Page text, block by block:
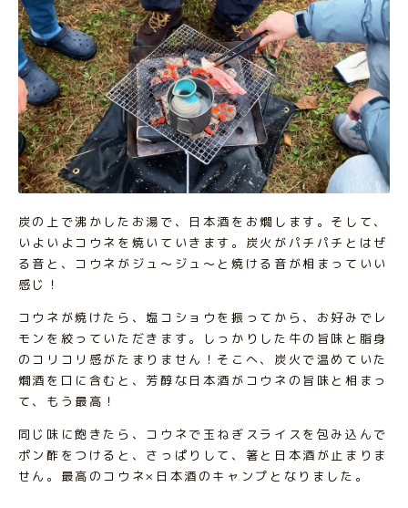
炭の上で沸かしたお湯で、日本酒をお燗します。そして、
いよいよコウネを焼いていきます。炭火がパチパチとはぜ
る音と、コウネがジュ～ジュ～と焼ける音が相まっていい
感じ！
コウネが焼けたら、塩コショウを振ってから、お好みでレ
モンを絞っていただきます。しっかりした牛の旨味と脂身
のコリコリ感がたまりません！そこへ、炭火で温めていた
燗酒を口に含むと、芳醇な日本酒がコウネの旨味と相まっ
て、もう最高！
同じ味に飽きたら、コウネで玉ねぎスライスを包み込んで
ポン酢をつけると、さっぱりして、箸と日本酒が止まりま
せん。最高のコウネ×日本酒のキャンプとなりました。